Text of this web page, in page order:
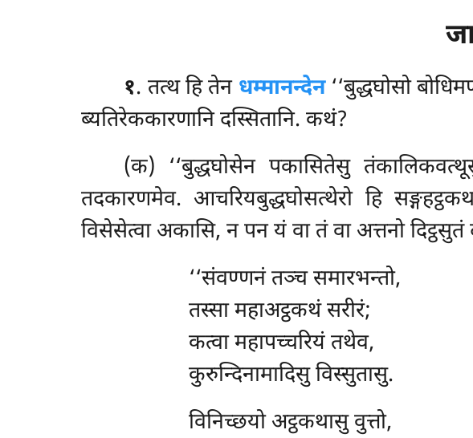
१. तत्थ हि तेन धम्मानन्देन‘‘बुद्धघोसो
ब्यतिरेककारणानि दस्सितानि. कथं?
(क) ‘‘बुद्धघोसेन पकासितेसु
तदकारणमेव. आचरियबुद्धघोसत्थेरो हि
विसेसेत्वा अकासि, न पन यं वा तं वा अत्तनो
‘‘संवण्णनं तञ्च समारभन्तो,
तस्सा महाअट्ठकथं सरीरं;
कत्वा महापच्चरियं तथेव,
कुरुन्दिनामादिसु विस्सुतासु.
विनिच्छयो अट्ठकथासु वुत्तो,